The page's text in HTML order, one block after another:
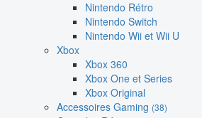
Nintendo Rétro
Nintendo Switch
Nintendo Wii et Wii U
Xbox
Xbox 360
Xbox One et Series
Xbox Original
Accessoires Gaming (38)